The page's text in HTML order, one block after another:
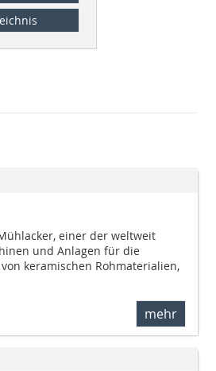
einer der weltweit
und Anlagen für die
keramischen Rohmaterialien,
mehr